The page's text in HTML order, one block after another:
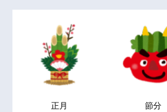
正月 節分